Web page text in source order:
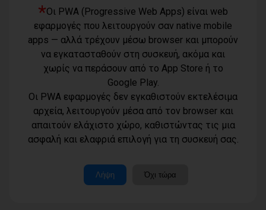
08/08/2026
Ο Αύγουστος είναι ίσως η μεγαλύτερη
δοκιμασία για τον Δήμο Μαραθώνος
08/08/2026
Χαρδαλιάς: «Καμία ανεμογεννήτρια σε
καμένες εκτάσεις της Αττικής - Δεν θα
εγκριθεί καμία μελέτη»
08/08/2026
Με τη συνδρομή του Δήμου Αθηναίων
Όροι χρήσης
Πολιτική
Τηλέφωνο
*Οι PWA (Progressive Web Apps) είναι web
εφαρμογές που λειτουργούν σαν native mobile
apps — αλλά τρέχουν μέσω browser και μπορούν
να εγκατασταθούν στη συσκευή, ακόμα και
χωρίς να περάσουν από το App Store ή το
Google Play.
Οι PWA εφαρμογές δεν εγκαθιστούν εκτελέσιμα
αρχεία, λειτουργούν μέσα από τον browser και
απαιτούν ελάχιστο χώρο, καθιστώντας τις μια
ασφαλή και ελαφριά επιλογή για τη συσκευή σας.
Λήψη Όχι τώρα